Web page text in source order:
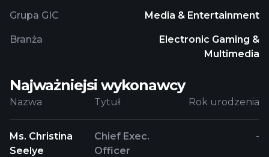
Grupa GIC Media & Entertainment
Branża
Electronic Gaming &
Multimedia
Najważniejsi wykonawcy
Nazwa Tytuł Rok urodzenia
Ms. Christina
Seelye
Chief Exec.
Officer
-